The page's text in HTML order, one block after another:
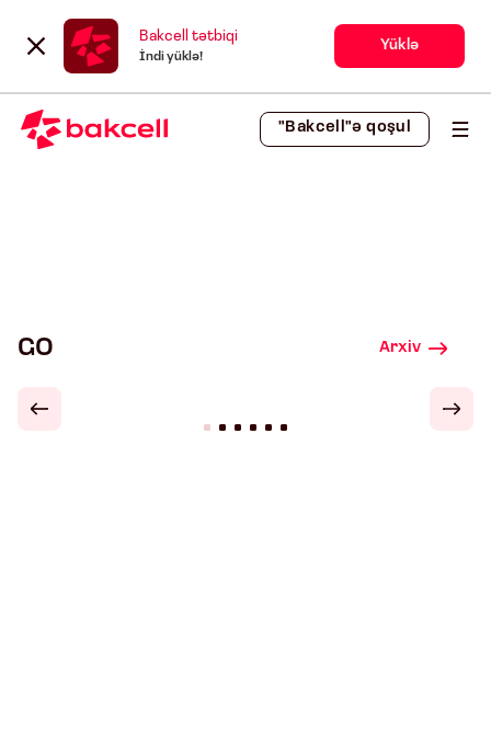
Bakcell tətbiqi
İndi yüklə!
Yüklə
"Bakcell"ə qoşul
GO Arxiv